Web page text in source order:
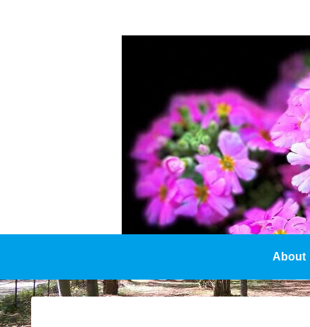
About